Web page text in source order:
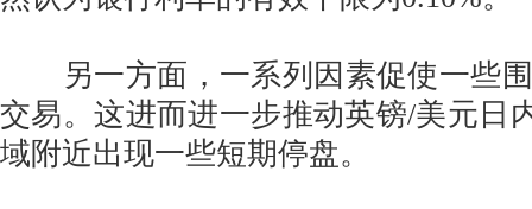
另一方面，一系列因素促使一些围
交易。这进而进一步推动英镑/美元日
域附近出现一些短期停盘。